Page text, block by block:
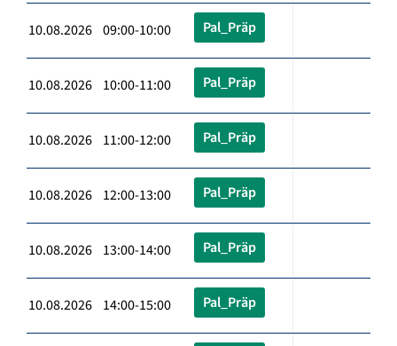
10.08.2026 09:00-10:00 Pal_Präp
10.08.2026 10:00-11:00 Pal_Präp
10.08.2026 11:00-12:00 Pal_Präp
10.08.2026 12:00-13:00 Pal_Präp
10.08.2026 13:00-14:00 Pal_Präp
10.08.2026 14:00-15:00 Pal_Präp